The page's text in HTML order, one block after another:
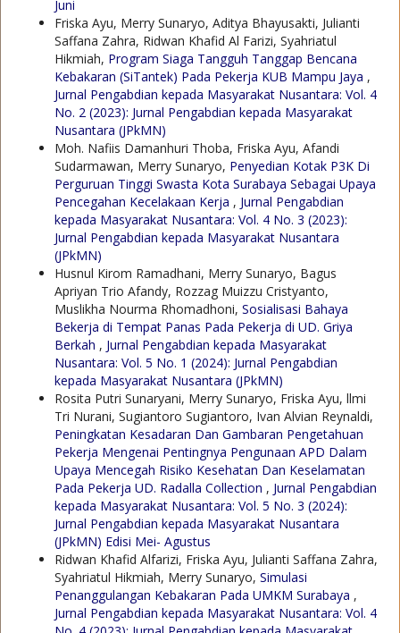
Juni
Friska Ayu, Merry Sunaryo, Aditya Bhayusakti, Julianti
Saffana Zahra, Ridwan Khafid Al Farizi, Syahriatul
Hikmiah, Program Siaga Tangguh Tanggap Bencana
Kebakaran (SiTantek) Pada Pekerja KUB Mampu Jaya ,
Jurnal Pengabdian kepada Masyarakat Nusantara: Vol. 4
No. 2 (2023): Jurnal Pengabdian kepada Masyarakat
Nusantara (JPkMN)
Moh. Nafiis Damanhuri Thoba, Friska Ayu, Afandi
Sudarmawan, Merry Sunaryo, Penyedian Kotak P3K Di
Perguruan Tinggi Swasta Kota Surabaya Sebagai Upaya
Pencegahan Kecelakaan Kerja , Jurnal Pengabdian
kepada Masyarakat Nusantara: Vol. 4 No. 3 (2023):
Jurnal Pengabdian kepada Masyarakat Nusantara
(JPkMN)
Husnul Kirom Ramadhani, Merry Sunaryo, Bagus
Apriyan Trio Afandy, Rozzag Muizzu Cristyanto,
Muslikha Nourma Rhomadhoni, Sosialisasi Bahaya
Bekerja di Tempat Panas Pada Pekerja di UD. Griya
Berkah , Jurnal Pengabdian kepada Masyarakat
Nusantara: Vol. 5 No. 1 (2024): Jurnal Pengabdian
kepada Masyarakat Nusantara (JPkMN)
Rosita Putri Sunaryani, Merry Sunaryo, Friska Ayu, llmi
Tri Nurani, Sugiantoro Sugiantoro, Ivan Alvian Reynaldi,
Peningkatan Kesadaran Dan Gambaran Pengetahuan
Pekerja Mengenai Pentingnya Pengunaan APD Dalam
Upaya Mencegah Risiko Kesehatan Dan Keselamatan
Pada Pekerja UD. Radalla Collection , Jurnal Pengabdian
kepada Masyarakat Nusantara: Vol. 5 No. 3 (2024):
Jurnal Pengabdian kepada Masyarakat Nusantara
(JPkMN) Edisi Mei- Agustus
Ridwan Khafid Alfarizi, Friska Ayu, Julianti Saffana Zahra,
Syahriatul Hikmiah, Merry Sunaryo, Simulasi
Penanggulangan Kebakaran Pada UMKM Surabaya ,
Jurnal Pengabdian kepada Masyarakat Nusantara: Vol. 4